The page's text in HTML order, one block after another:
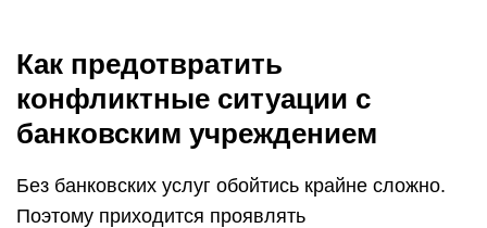
Как предотвратить
конфликтные ситуации с
банковским учреждением
Без банковских услуг обойтись крайне сложно.
Поэтому приходится проявлять